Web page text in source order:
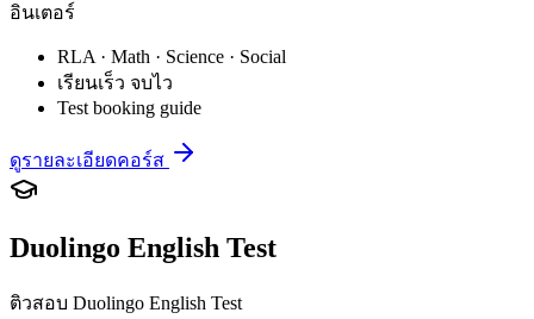
อินเตอร์
RLA · Math · Science · Social
เรียนเร็ว จบไว
Test booking guide
ดูรายละเอียดคอร์ส
Duolingo English Test
ติวสอบ Duolingo English Test